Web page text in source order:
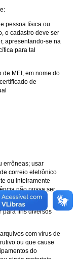
pessoa física ou
o cadastro deve ser
apresentando-se na
para tal
de MEI, em nome do
de
errôneas; usar
correio eletrônico
ou inteiramente
não possa ser
para fins diversos
com vírus de
ou que cause
do